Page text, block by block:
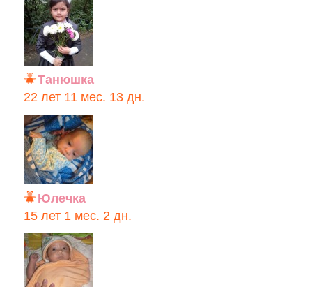
Танюшка
22 лет 11 мес. 13 дн.
Юлечка
15 лет 1 мес. 2 дн.